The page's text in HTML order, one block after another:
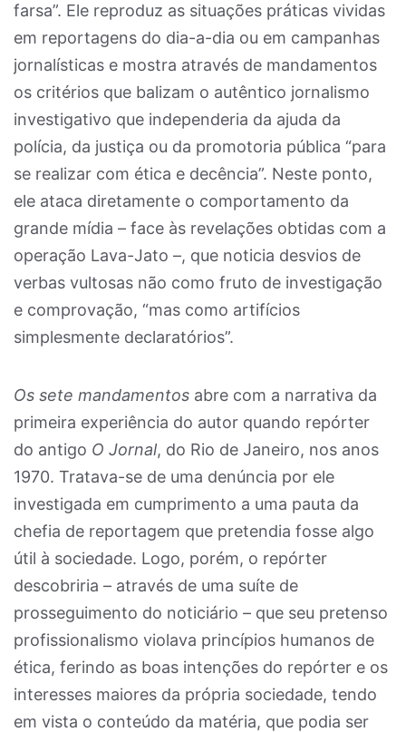
farsa”. Ele reproduz as situações práticas vividas
em reportagens do dia-a-dia ou em campanhas
jornalísticas e mostra através de mandamentos
os critérios que balizam o autêntico jornalismo
investigativo que independeria da ajuda da
polícia, da justiça ou da promotoria pública “para
se realizar com ética e decência”. Neste ponto,
ele ataca diretamente o comportamento da
grande mídia – face às revelações obtidas com a
operação Lava-Jato –, que noticia desvios de
verbas vultosas não como fruto de investigação
e comprovação, “mas como artifícios
simplesmente declaratórios”.
Os sete mandamentos abre com a narrativa da
primeira experiência do autor quando repórter
do antigo O Jornal, do Rio de Janeiro, nos anos
1970. Tratava-se de uma denúncia por ele
investigada em cumprimento a uma pauta da
chefia de reportagem que pretendia fosse algo
útil à sociedade. Logo, porém, o repórter
descobriria – através de uma suíte de
prosseguimento do noticiário – que seu pretenso
profissionalismo violava princípios humanos de
ética, ferindo as boas intenções do repórter e os
interesses maiores da própria sociedade, tendo
em vista o conteúdo da matéria, que podia ser